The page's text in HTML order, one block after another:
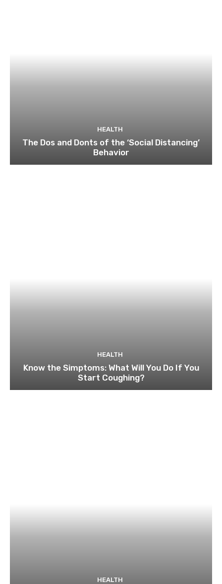
HEALTH
The Dos and Donts of the ‘Social Distancing’
Behavior
HEALTH
Know the Simptoms: What Will You Do If You
Start Coughing?
HEALTH